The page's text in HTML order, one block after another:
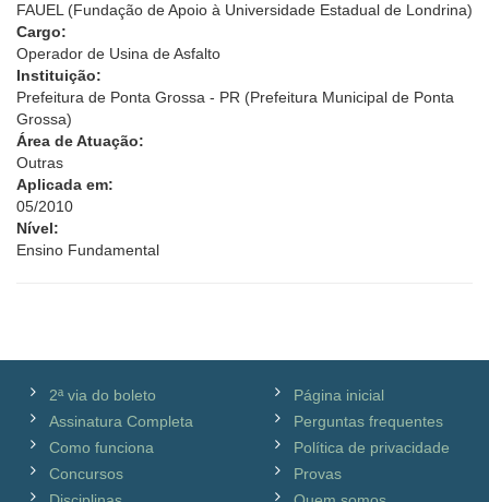
FAUEL (Fundação de Apoio à Universidade Estadual de Londrina)
Cargo:
Operador de Usina de Asfalto
Instituição:
Prefeitura de Ponta Grossa - PR (Prefeitura Municipal de Ponta
Grossa)
Área de Atuação:
Outras
Aplicada em:
05/2010
Nível:
Ensino Fundamental
2ª via do boleto
Assinatura Completa
Como funciona
Concursos
Página inicial
Perguntas frequentes
Política de privacidade
Provas